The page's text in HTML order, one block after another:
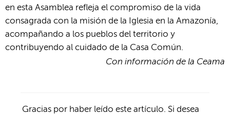
en esta Asamblea refleja el compromiso de la vida
consagrada con la misión de la Iglesia en la Amazonía,
acompañando a los pueblos del territorio y
contribuyendo al cuidado de la Casa Común.
Con información de la Ceama
Gracias por haber leído este artículo. Si desea